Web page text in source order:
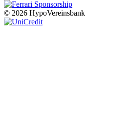
© 2026 HypoVereinsbank